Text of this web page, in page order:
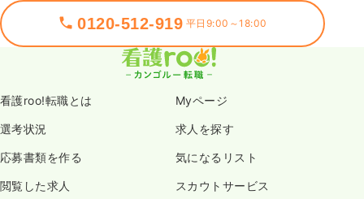
0120-512-919 平日9:00～18:00
看護roo!転職とは Myページ
選考状況 求人を探す
応募書類を作る 気になるリスト
閲覧した求人 スカウトサービス